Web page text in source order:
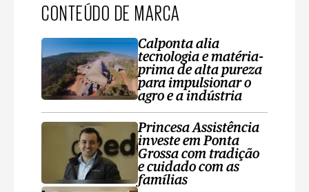
CONTEÚDO DE MARCA
Calponta alia
tecnologia e matéria-
prima de alta pureza
para impulsionar o
agro e a indústria
Princesa Assistência
investe em Ponta
Grossa com tradição
e cuidado com as
famílias